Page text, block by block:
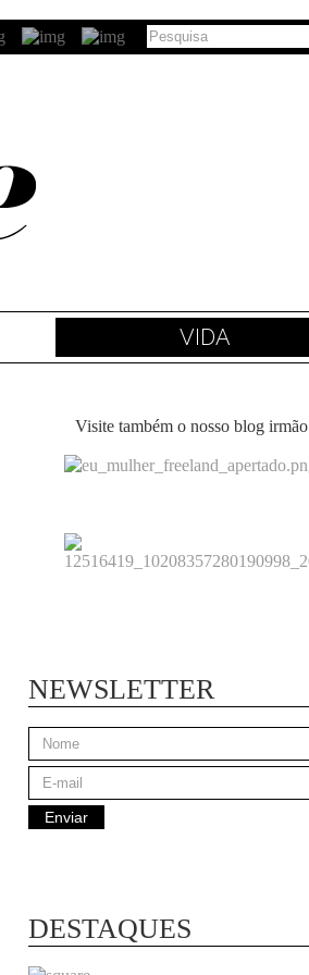
VIDA
Visite também o nosso blog irmão
NEWSLETTER
DESTAQUES